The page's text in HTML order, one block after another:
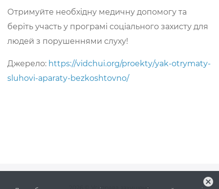
Отримуйте необхідну медичну допомогу та
беріть участь у програмі соціального захисту для
людей з порушеннями слуху!
Джерело: https://vidchui.org/proekty/yak-otrymaty-
sluhovi-aparaty-bezkoshtovno/
cancel